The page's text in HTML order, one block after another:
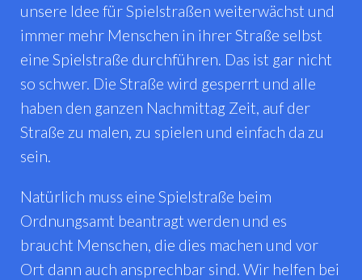
unsere Idee für Spielstraßen weiterwächst und
immer mehr Menschen in ihrer Straße selbst
eine Spielstraße durchführen. Das ist gar nicht
so schwer. Die Straße wird gesperrt und alle
haben den ganzen Nachmittag Zeit, auf der
Straße zu malen, zu spielen und einfach da zu
sein.
Natürlich muss eine Spielstraße beim
Ordnungsamt beantragt werden und es
braucht Menschen, die dies machen und vor
Ort dann auch ansprechbar sind. Wir helfen bei